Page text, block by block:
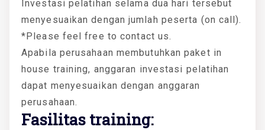
Investasi pelatihan selama dua hari tersebut
menyesuaikan dengan jumlah peserta (on call).
*Please feel free to contact us.
Apabila perusahaan membutuhkan paket in
house training, anggaran investasi pelatihan
dapat menyesuaikan dengan anggaran
perusahaan.
Fasilitas training: